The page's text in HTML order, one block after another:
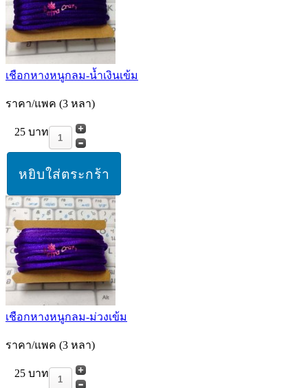
เชือกหางหนูกลม-น้ำเงินเข้ม
ราคา/แพค (3 หลา)
25 บาท
เชือกหางหนูกลม-ม่วงเข้ม
ราคา/แพค (3 หลา)
25 บาท